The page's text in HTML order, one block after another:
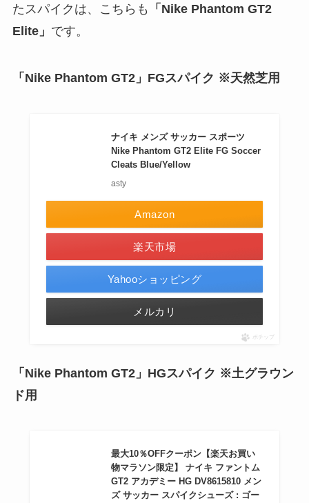
たスパイクは、こちらも
「Nike Phantom GT2
Elite」 です。
「Nike Phantom GT2」FGスパイク ※天然芝用
ナイキ メンズ サッカー スポーツ
Nike Phantom GT2 Elite FG Soccer
Cleats Blue/Yellow
asty
Amazon
楽天市場
Yahooショッピング
メルカリ
ポチップ
「Nike Phantom GT2」HGスパイク ※土グラウン
ド用
最大10％OFFクーポン【楽天お買い
物マラソン限定】 ナイキ ファントム
GT2 アカデミー HG DV8615810 メン
ズ サッカー スパイクシューズ : ゴー